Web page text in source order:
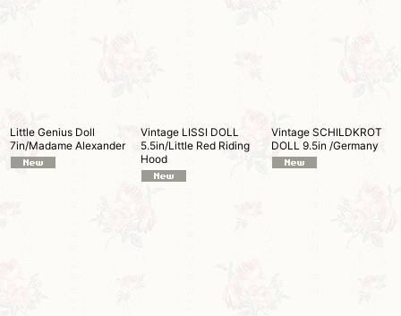
Little Genius Doll
7in/Madame Alexander
Vintage LISSI DOLL
5.5in/Little Red Riding
Hood
Vintage SCHILDKROT
DOLL 9.5in /Germany